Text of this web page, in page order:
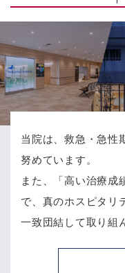
当院は、救急・急性
努めています。
また、「高い治療成
で、 真のホスピタリ
一致団結して取り組